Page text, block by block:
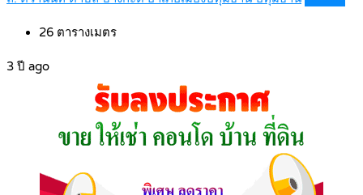
26 ตารางเมตร
3 ปี ago